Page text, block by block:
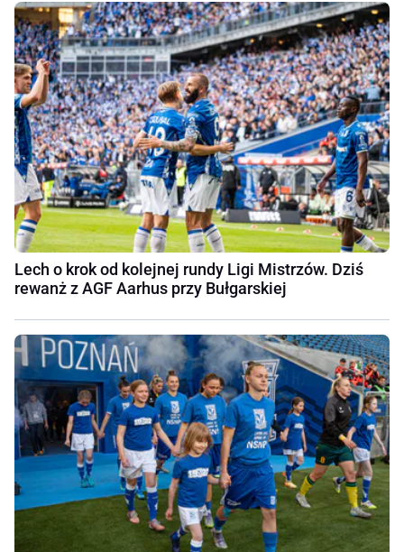
Lech o krok od kolejnej rundy Ligi Mistrzów. Dziś
rewanż z AGF Aarhus przy Bułgarskiej